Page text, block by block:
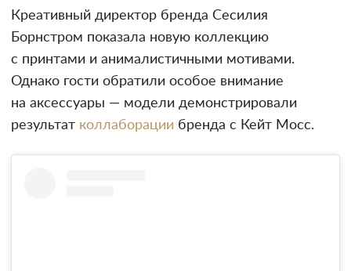
Креативный директор бренда Сесилия
Борнстром показала новую коллекцию
с принтами и анималистичными мотивами.
Однако гости обратили особое внимание
на аксессуары — модели демонстрировали
результат коллаборации бренда с Кейт Мосс.